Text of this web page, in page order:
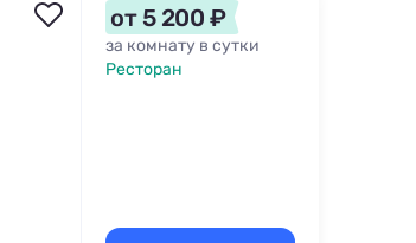
от 5 200 ₽
за комнату в сутки
Ресторан